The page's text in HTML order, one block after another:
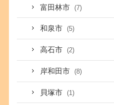
富田林市 (7)
和泉市 (5)
高石市 (2)
岸和田市 (8)
貝塚市 (1)